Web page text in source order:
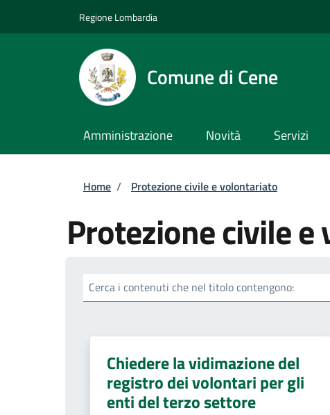
Regione Lombardia
Comune di Cene
Amministrazione Novità Servizi
Briciole di pane
Home / Protezione civile e volontariato
Protezione civile
Cerca i contenuti che nel titolo contengono:
Chiedere la vidimazione del
registro dei volontari per gli
enti del terzo settore